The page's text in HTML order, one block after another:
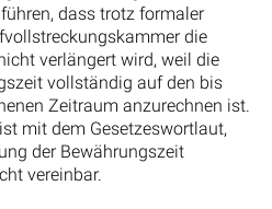
dass trotz formaler
die
verlängert wird, weil die
vollständig auf den bis
Zeitraum anzurechnen ist.
mit dem Gesetzeswortlaut,
der Bewährungszeit
vereinbar.